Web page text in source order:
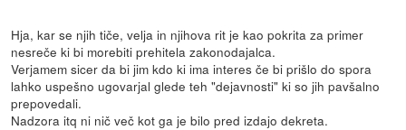
Hja, kar se njih tiče, velja in njihova rit je kao pokrita za primer
nesreče ki bi morebiti prehitela zakonodajalca.
Verjamem sicer da bi jim kdo ki ima interes če bi prišlo do spora
lahko uspešno ugovarjal glede teh "dejavnosti" ki so jih pavšalno
prepovedali.
Nadzora itq ni nič več kot ga je bilo pred izdajo dekreta.